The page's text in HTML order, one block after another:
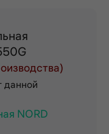
данной
NORD